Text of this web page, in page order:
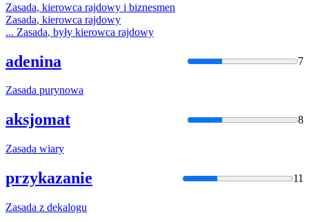
Zasada, kierowca rajdowy i biznesmen
Zasada, kierowca rajdowy
... Zasada, były kierowca rajdowy
adenina 7
Zasada purynowa
aksjomat 8
Zasada wiary
przykazanie 11
Zasada z dekalogu